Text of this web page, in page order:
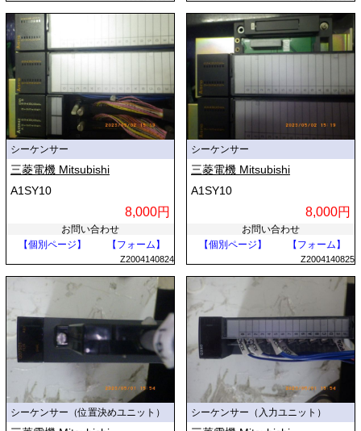
シーケンサー
三菱電機 Mitsubishi
A1SY10
8,000円
お問い合わせ
【個別ページ】
【フォーム】
Z2004140824
シーケンサー
三菱電機 Mitsubishi
A1SY10
8,000円
お問い合わせ
【個別ページ】
【フォーム】
Z2004140825
シーケンサー（位置決めユニット） シーケンサー（入力ユニット）